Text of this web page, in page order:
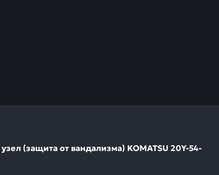
(защита от вандализма) KOMATSU 20Y-54-